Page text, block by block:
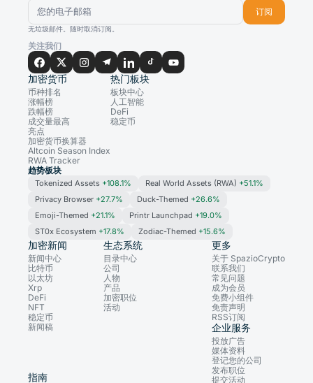
订阅
无垃圾邮件。随时取消订阅。
关注我们
加密货币
币种排名
涨幅榜
跌幅榜
成交量最高
亮点
加密货币换算器
Altcoin Season Index
RWA Tracker
热门板块
板块中心
人工智能
DeFi
稳定币
趋势板块
Tokenized Assets +108.1% Real World Assets (RWA) +51.1%
Privacy Browser +27.7% Duck-Themed +26.6%
Emoji-Themed +21.1% Printr Launchpad +19.0%
ST0x Ecosystem +17.8% Zodiac-Themed +15.6%
加密新闻
新闻中心
比特币
以太坊
Xrp
DeFi
NFT
稳定币
新闻稿
生态系统
目录中心
公司
人物
产品
加密职位
活动
指南
更多
关于 SpazioCrypto
联系我们
常见问题
成为会员
免费小组件
免责声明
RSS订阅
企业服务
投放广告
媒体资料
登记您的公司
发布职位
提交活动